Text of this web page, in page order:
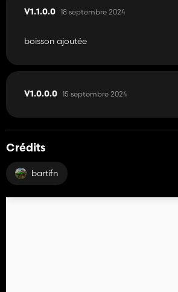
V1.1.0.0 18 septembre 2024
boisson ajoutée
V1.0.0.0 15 septembre 2024
Crédits
bartifn